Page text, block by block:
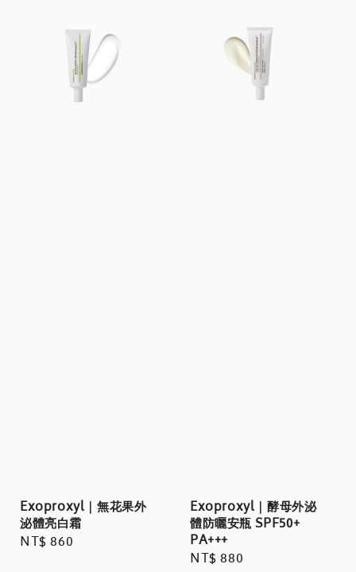
Exoproxyl｜無花果外
泌體亮白霜
Regular
NT$ 860
Exoproxyl｜酵母外泌
體防曬安瓶 SPF50+
PA+++
Regular
NT$ 880